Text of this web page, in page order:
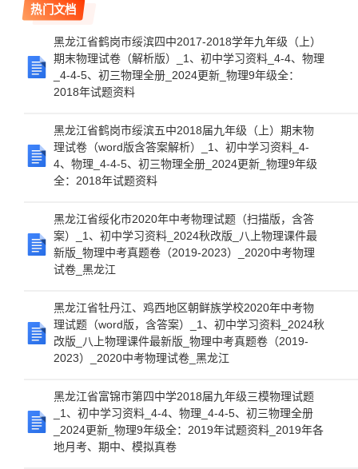
热门文档
黑龙江省鹤岗市绥滨四中2017-2018学年九年级（上）
期末物理试卷（解析版）_1、初中学习资料_4-4、物理
_4-4-5、初三物理全册_2024更新_物理9年级全：
2018年试题资料
黑龙江省鹤岗市绥滨五中2018届九年级（上）期末物
理试卷（word版含答案解析）_1、初中学习资料_4-
4、物理_4-4-5、初三物理全册_2024更新_物理9年级
全：2018年试题资料
黑龙江省绥化市2020年中考物理试题（扫描版，含答
案）_1、初中学习资料_2024秋改版_八上物理课件最
新版_物理中考真题卷（2019-2023）_2020中考物理
试卷_黑龙江
黑龙江省牡丹江、鸡西地区朝鲜族学校2020年中考物
理试题（word版，含答案）_1、初中学习资料_2024秋
改版_八上物理课件最新版_物理中考真题卷（2019-
2023）_2020中考物理试卷_黑龙江
黑龙江省富锦市第四中学2018届九年级三模物理试题
_1、初中学习资料_4-4、物理_4-4-5、初三物理全册
_2024更新_物理9年级全：2019年试题资料_2019年各
地月考、期中、模拟真卷